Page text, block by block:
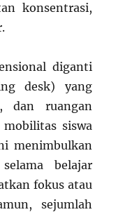
konsentrasi,
diganti
desk) yang
dan ruangan
siswa
menimbulkan
belajar
fokus atau
sejumlah